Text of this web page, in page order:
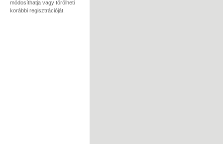
módosíthatja vagy törölheti
korábbi regisztrációját.